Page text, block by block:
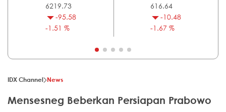
6219.73
-95.58
-1.51 %
616.64
-10.48
-1.67 %
IDX Channel News
Mensesneg Beberkan Persiapan Prabowo